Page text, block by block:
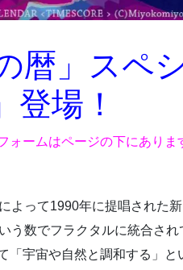
暦」スペ
場！
ォームはページの下にありま
よって1990年に提唱された
数でフラクタルに統合され
「宇宙や自然と調和する」と